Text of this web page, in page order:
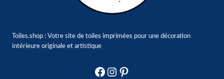
Toiles.shop : Votre site de toiles imprimées pour une décoration
intérieure originale et artistique
Facebook
Instagram
Pinterest